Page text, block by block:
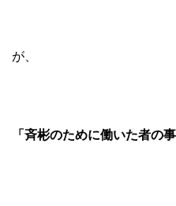
が、
「斉彬のために働いた者の